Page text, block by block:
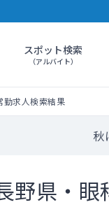
スポット検索
（アルバイト）
勤求人検索結果
秋
野県・眼